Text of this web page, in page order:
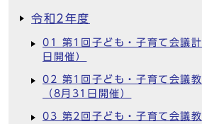
令和2年度
01 第1回子ども・子育て会議
日開催）
02 第1回子ども・子育て会議
（8月31日開催）
03 第2回子ども・子育て会議